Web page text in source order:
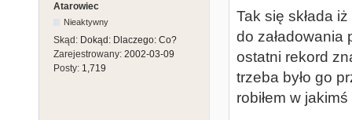
Atarowiec
Nieaktywny
Skąd: Dokąd: Dlaczego: Co?
Zarejestrowany: 2002-03-09
Posty: 1,719
Tak się składa
do
ostatni rekord
trzeba było go
robiłem w